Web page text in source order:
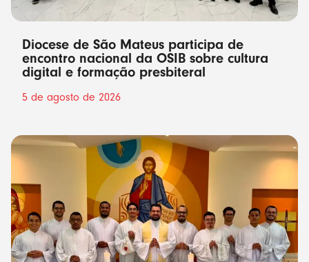
Diocese de São Mateus participa de
encontro nacional da OSIB sobre cultura
digital e formação presbiteral
5 de agosto de 2026